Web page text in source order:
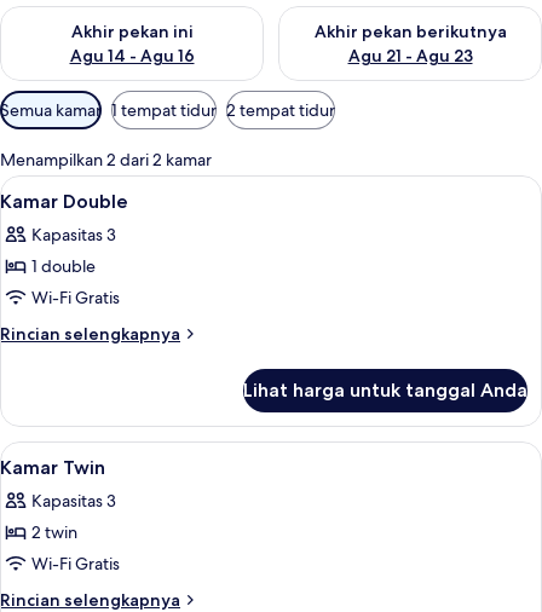
Akhir pekan ini
Agu 14 - Agu 16
Periksa ketersediaan untuk akhir pekan ini Agu 14 - Agu 16
Akhir pekan berikutnya
Agu 21 - Agu 23
Periksa ketersediaan untuk
Filter
tersedia
untuk
kamar
Semua kamar 1 tempat tidur 2 tempat tidur
Menampilkan 2 dari 2 kamar
Lihat
semua
foto
untuk
Kamar
Double
Kamar Double | Brankas, meja kerja,
5
Kamar Double
Kapasitas 3
1 double
Wi-Fi Gratis
Rincian selengkapnya
Rincian
Kamar
Double
Lihat harga untuk tanggal Anda
Lihat
semua
foto
untuk
Kamar
Twin
Kamar Twin | Brankas, meja kerja,
8
Kamar Twin
Kapasitas 3
2 twin
Wi-Fi Gratis
Rincian selengkapnya
Rincian